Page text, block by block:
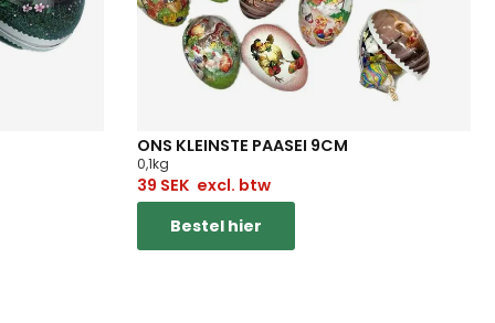
ONS KLEINSTE PAASEI 9CM
0,1kg
39 SEK excl. btw
Bestel hier